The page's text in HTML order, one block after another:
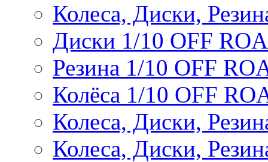
Колеса, Диски,
Диски 1/10 OFF
Резина 1/10 OFF
Колёса 1/10 OFF
Колеса, Диски,
Колеса, Диски,